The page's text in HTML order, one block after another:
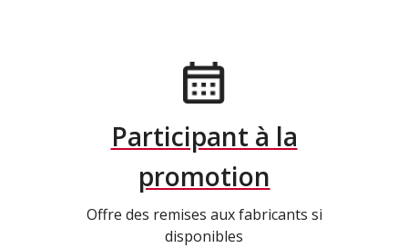
Participant à la
promotion
Offre des remises aux fabricants si
disponibles